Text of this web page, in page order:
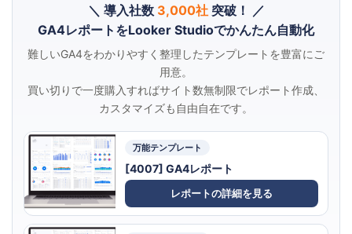
＼ 導入社数 3,000社突破！ ／
GA4レポートをLooker Studioでかんたん自動化
難しいGA4をわかりやすく整理したテンプレートを豊富にご
用意。
買い切りで一度購入すればサイト数無制限でレポート作成、
カスタマイズも自由自在です。
万能テンプレート
[4007] GA4レポート
レポートの詳細を見る